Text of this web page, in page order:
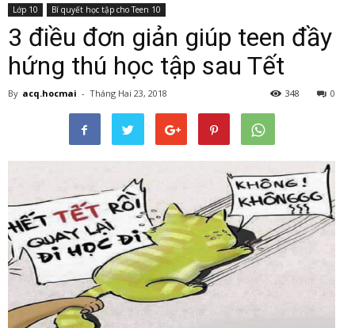
Lớp 10 Bí quyết học tập cho Teen 10
3 điều đơn giản giúp teen đầy
hứng thú học tập sau Tết
By acq.hocmai - Tháng Hai 23, 2018 0
348